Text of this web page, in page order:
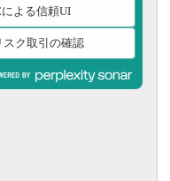
による信頼UI
スク取引の確認